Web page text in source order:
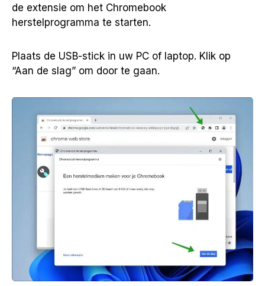
de extensie om het Chromebook
herstelprogramma te starten.
Plaats de USB-stick in uw PC of laptop. Klik op
“Aan de slag” om door te gaan.